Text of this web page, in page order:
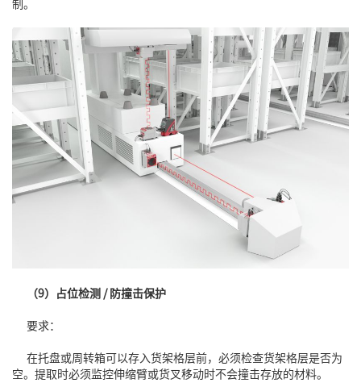
制。
（9）占位检测 / 防撞击保护
要求：
在托盘或周转箱可以存入货架格层前，必须检查货架格层是否为
空。提取时必须监控伸缩臂或货叉移动时不会撞击存放的材料。